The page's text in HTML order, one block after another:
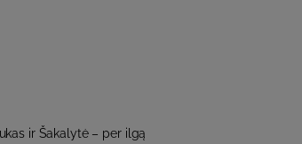
ir Šakalytė – per ilgą